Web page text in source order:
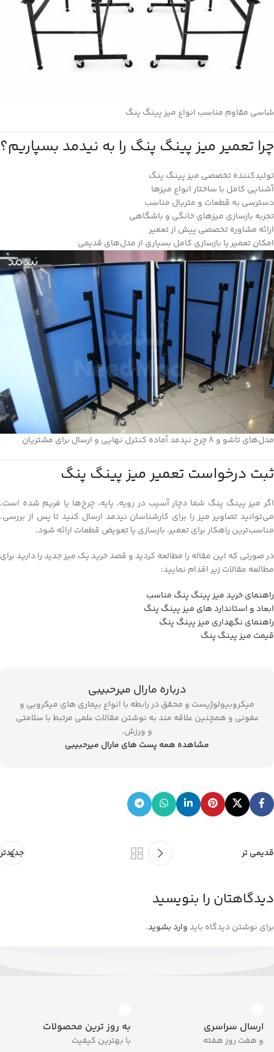
شاسی مقاوم مناسب انواع میز پینگ پنگ
چرا تعمیر میز پینگ پنگ را به نیدمد بسپاریم؟
تولیدکننده تخصصی میز پینگ پنگ
آشنایی کامل با ساختار انواع میزها
دسترسی به قطعات و متریال مناسب
تجربه بازسازی میزهای خانگی و باشگاهی
ارائه مشاوره تخصصی پیش از تعمیر
امکان تعمیر یا بازسازی کامل بسیاری از مدل‌های قدیمی
مدل‌های تاشو و 8 چرخ نیدمد آماده کنترل نهایی و ارسال برای مشتریان
ثبت درخواست تعمیر میز پینگ پنگ
اگر میز پینگ پنگ شما دچار آسیب در رویه، پایه، چرخ‌ها یا فریم شده است،
می‌توانید تصاویر میز را برای کارشناسان نیدمد ارسال کنید تا پس از بررسی،
مناسب‌ترین راهکار برای تعمیر، بازسازی یا تعویض قطعات ارائه شود.
در صورتی که این مقاله را مطالعه کردید و قصد خرید یک میز جدید را دارید برای
مطالعه مقالات زیر اقدام نمایید:
راهنمای خرید میز پینگ پنگ مناسب
ابعاد و استاندارد های میز پینگ پنگ
راهنمای نگهداری میز پینگ پنگ
قیمت میز پینگ پنگ
درباره مارال میرحبیبی
میکروبیولوژیست و محقق در رابطه با انواع بیماری های میکروبی و
عفونی و همچنین علاقه مند به نوشتن مقالات علمی مرتبط با سلامتی
و ورزش.
مشاهده همه پست های مارال میرحبیبی
جدیدتر قدیمی تر
دیدگاهتان را بنویسید
برای نوشتن دیدگاه بایدوارد بشوید.
ارسال سراسری
و هفت روز هفته
به روز ترین محصولات
با بهترین کیفیت